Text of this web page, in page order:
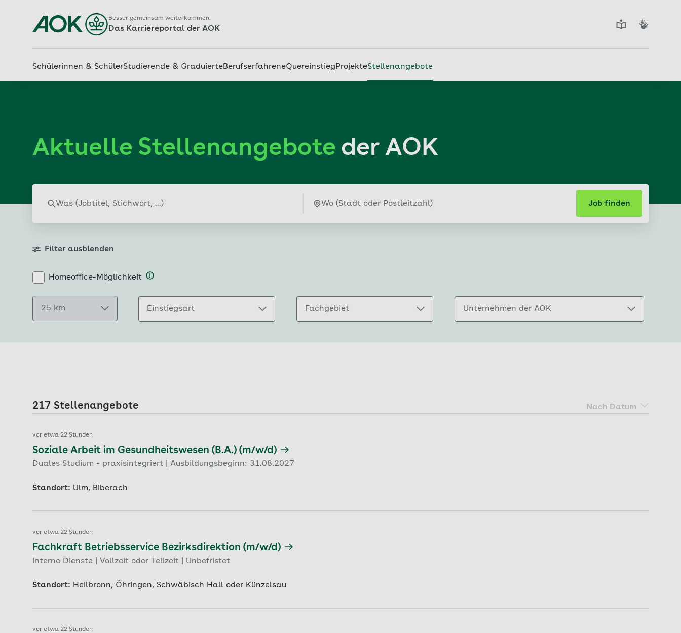
Besser gemeinsam weiterkommen.
Das Karriereportal der AOK
Schülerinnen & SchülerStudierende & GraduierteBerufserfahreneQuereinstiegProjekteStellenangebote
Aktuelle Stellenangebote der AOK
Ort
Job finden
Filter ausblenden
Homeoffice-Möglichkeit
25 km Einstiegsart Fachgebiet Unternehmen der AOK
217 Stellenangebote Nach Datum
vor etwa 22 Stunden
Soziale Arbeit im Gesundheitswesen (B.A.) (m/w/d)
Duales Studium - praxisintegriert | Ausbildungsbeginn: 31.08.2027
Standort: Ulm, Biberach
vor etwa 22 Stunden
Fachkraft Betriebsservice Bezirksdirektion (m/w/d)
Interne Dienste | Vollzeit oder Teilzeit | Unbefristet
Standort: Heilbronn, Öhringen, Schwäbisch Hall oder Künzelsau
vor etwa 22 Stunden